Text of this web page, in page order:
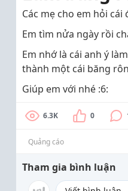
Các mẹ cho em hỏi
Em tìm nửa ngày rồi
Em nhớ là cái anh ý
thành một cái băng
Giúp em với nhé :6:
6.3K 0
Quảng cáo
Tham gia bình luận